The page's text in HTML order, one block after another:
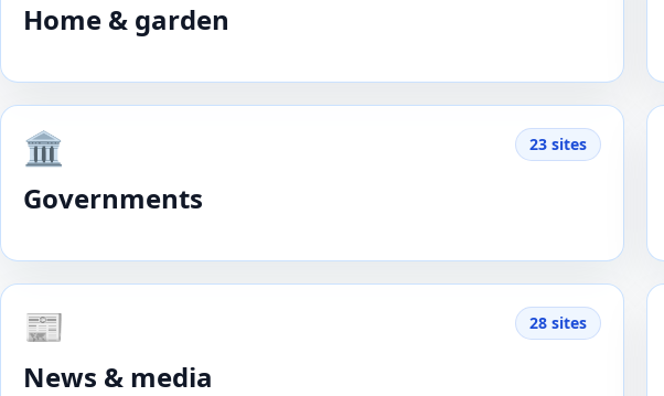
Home & garden
🏛️
Governments
23 sites
📰
News & media
28 sites